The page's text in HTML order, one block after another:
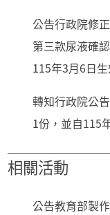
公告行政院修
第三款尿液確
115年3月6日生
轉知行政院公
1份，並自115
相關活動
公告教育部製